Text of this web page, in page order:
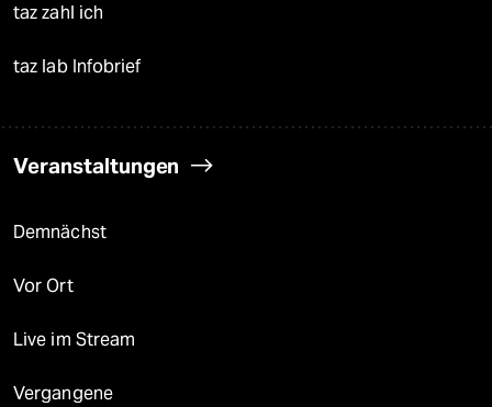
taz zahl ich
taz lab Infobrief
Veranstaltungen
Demnächst
Vor Ort
Live im Stream
Vergangene